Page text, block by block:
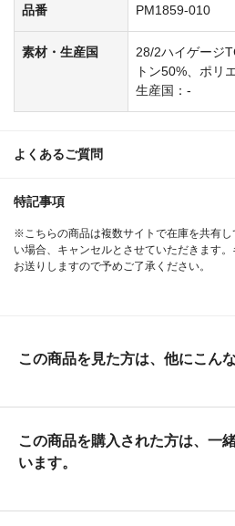
品番 PM1859-010
素材・生産国
28/2ハイゲージ
トン50%、ポリ
生産国：-
よくあるご質問
特記事項
※こちらの商品は複数サイトで在庫を共有
い場合、キャンセルとさせていただきます
お送りしますので予めご了承ください。
この商品を見た方は、他にこん
この商品を購入された方は、一
います。